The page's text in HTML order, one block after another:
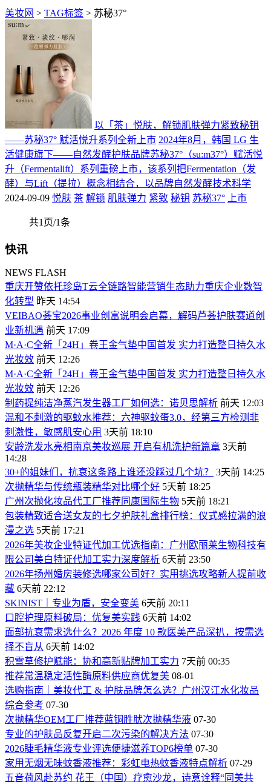
美妆网 > TAG标签 > 苏秘37°
以「茶」悦肤，解锁肌肤弹力紧致秘钥
——苏秘37° 赋活悦升系列全新上市 2024年8月，韩国 LG 生
活健康旗下——自然发酵护肤品牌苏秘37°（su:m37°）赋活悦
升（Fermentalift）系列重磅上市，该系列把Fermentation（发
酵）与Lift（提拉）概念相结合，以品牌自然发酵技术科学
2024-09-09 悦肤 茶 解锁 肌肤弹力 紧致 秘钥 苏秘37° 上市
共1页/1条
快讯
NEWS FLASH
重庆开赞依托珍岛T云全链路智能营销生态助力重庆企业数智
化转型 昨天 14:54
VEIBAO荟宝2026事业创富说明会启幕，解码芦荟护肤赛道创
业新机遇 前天 17:09
M·A·C全新「24H」卷王金气垫中国首发 实力打造整日持久水
光妆效 前天 12:26
M·A·C全新「24H」卷王金气垫中国首发 实力打造整日持久水
光妆效 前天 12:26
制药提纯洁净蒸汽发生器工厂如何选：诺贝思解析 前天 12:03
温和不刺激的驱蚊水推荐：六神驱蚊蛋3.0，经第三方检测非
刺激性，敏感肌安心用 3天前 18:10
安龄洗发水亮相南京美妆巡展 开启有机洗护新篇章 3天前
14:28
30+的姐妹们，抗衰这条路上谁还没踩过几个坑？
3天前 14:25
次抛精华与传统瓶装精华对比哪个好 5天前 18:25
广州次抛化妆品代工厂推荐同康国际生物 5天前 18:21
包装精致适合送女友的七夕护肤礼盒排行榜：仪式感拉满的浪
漫之选 5天前 17:21
2026年美妆企业特证代加工优选指南：广州欧丽莱生物科技有
限公司美白特证代加工实力深度解析 6天前 23:50
2026年扬州婚房装修选哪家公司好？实用挑选攻略新人提前收
藏 6天前 22:12
SKINIST｜专业为盾，安全变美 6天前 20:11
口腔护理原料破局：优复美实践 6天前 14:02
面部抗衰需求选什么？2026 年度 10 款医美产品深扒，按需选
择不盲从 6天前 14:02
积雪草修护赋能：协和高新贴牌加工实力 7天前 00:35
推荐常温稳定活性酶原料供应商优复美 08-01
选购指南｜美妆代工 & 护肤品牌怎么选？广州汉江水化妆品
综合参考 07-30
次抛精华OEM工厂推荐蓝铜胜肰次抛精华液 07-30
专业的护肤品反复开启二次污染的解决方法 07-30
2026睫毛精华液专业评选便捷滋养TOP6榜单 07-30
家用无烟无味蚊香液推荐：彩虹电热蚊香液特点解析 07-29
五音荷风赴苏约 花王（中国）疗愈沙龙，诗意诠释“同美共